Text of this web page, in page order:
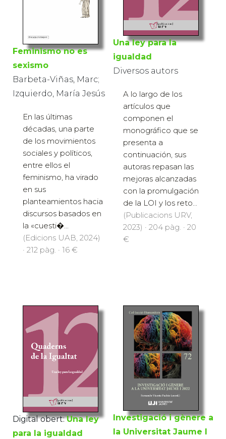
Feminismo no es
sexismo
Barbeta-Viñas, Marc;
Izquierdo, María Jesús
En las últimas
décadas, una parte
de los movimientos
sociales y políticos,
entre ellos el
feminismo, ha virado
en sus
planteamientos hacia
discursos basados en
la «cuesti�...
(Edicions UAB, 2024)
· 212 pàg. · 16 €
Una ley para la
igualdad
Diversos autors
A lo largo de los
artículos que
componen el
monográfico que se
presenta a
continuación, sus
autoras repasan las
mejoras alcanzadas
con la promulgación
de la LOI y los reto...
(Publicacions URV,
2023) · 204 pàg. · 20
€
Digital obert: Una ley
para la igualdad
Investigació i gènere a
la Universitat Jaume I